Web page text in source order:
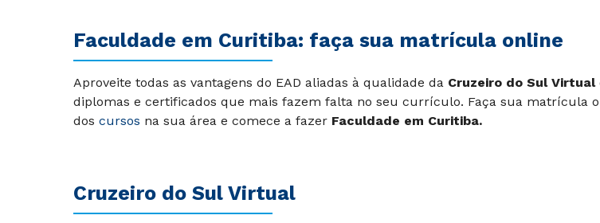
Faculdade em Curitiba: faça sua matrícula online
Aproveite todas as vantagens do EAD aliadas à qualidade da Cruzeiro do Sul Virtual
diplomas e certificados que mais fazem falta no seu currículo. Faça sua matrícula
dos cursos na sua área e comece a fazer Faculdade em Curitiba.
Cruzeiro do Sul Virtual